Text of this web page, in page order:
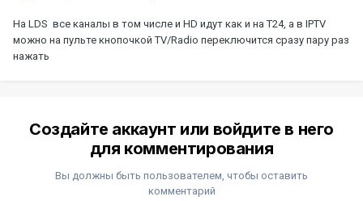
На LDS все каналы в том числе и HD идут как и на Т24, а в IPTV
можно на пульте кнопочкой TV/Radio переключится сразу пару раз
нажать
Создайте аккаунт или войдите в него
для комментирования
Вы должны быть пользователем, чтобы оставить
комментарий